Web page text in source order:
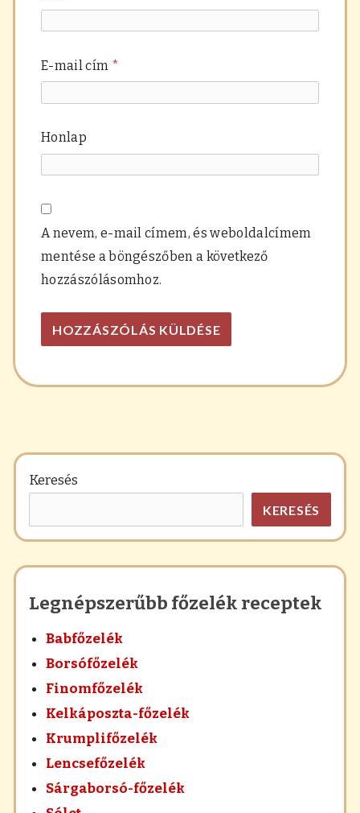
E-mail cím *
Honlap
A nevem, e-mail címem, és weboldalcímem
mentése a böngészőben a következő
hozzászólásomhoz.
Keresés
KERESÉS
Legnépszerűbb főzelék receptek
Babfőzelék
Borsófőzelék
Finomfőzelék
Kelkáposzta-főzelék
Krumplifőzelék
Lencsefőzelék
Sárgaborsó-főzelék